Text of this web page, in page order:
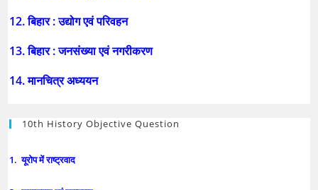
12. बिहार : उद्योग एवं परिवहन
13. बिहार : जनसंख्या एवं नगरीकरण
14. मानचित्र अध्ययन
10th History Objective Question
1. यूरोप में राष्ट्रवाद